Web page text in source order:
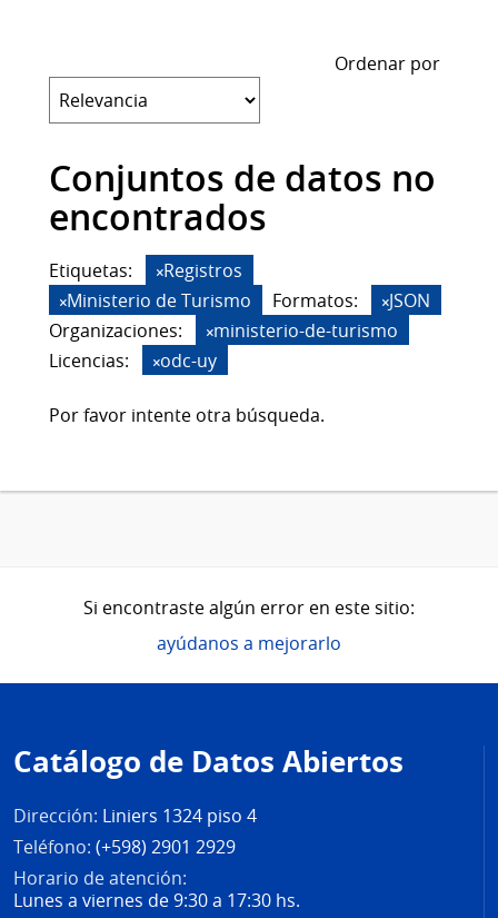
Ordenar por
Conjuntos de datos no
encontrados
Etiquetas:
Registros
Ministerio de Turismo
Formatos:
JSON
Organizaciones:
ministerio-de-turismo
Licencias:
odc-uy
Por favor intente otra búsqueda.
Si encontraste algún error en este sitio:
ayúdanos a mejorarlo
de
página
Catálogo de Datos Abiertos
Dirección: Liniers 1324 piso 4
Teléfono: (+598) 2901 2929
Horario de atención:
Lunes a viernes de 9:30 a 17:30 hs.